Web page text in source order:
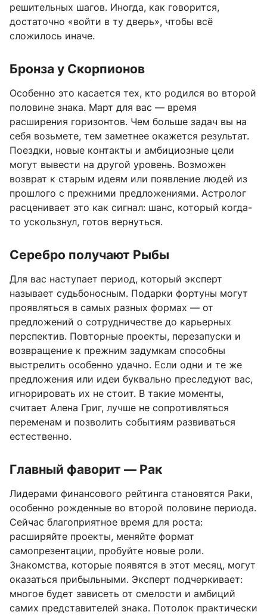
решительных шагов. Иногда, как говорится,
достаточно «войти в ту дверь», чтобы всё
сложилось иначе.
Бронза у Скорпионов
Особенно это касается тех, кто родился во второй
половине знака. Март для вас — время
расширения горизонтов. Чем больше задач вы на
себя возьмете, тем заметнее окажется результат.
Поездки, новые контакты и амбициозные цели
могут вывести на другой уровень. Возможен
возврат к старым идеям или появление людей из
прошлого с прежними предложениями. Астролог
расценивает это как сигнал: шанс, который когда-
то ускользнул, готов вернуться.
Серебро получают Рыбы
Для вас наступает период, который эксперт
называет судьбоносным. Подарки фортуны могут
проявляться в самых разных формах — от
предложений о сотрудничестве до карьерных
перспектив. Повторные проекты, перезапуски и
возвращение к прежним задумкам способны
выстрелить особенно удачно. Если одни и те же
предложения или идеи буквально преследуют вас,
игнорировать их не стоит. В такие моменты,
считает Алена Григ, лучше не сопротивляться
переменам и позволить событиям развиваться
естественно.
Главный фаворит — Рак
Лидерами финансового рейтинга становятся Раки,
особенно рожденные во второй половине периода.
Сейчас благоприятное время для роста:
расширяйте проекты, меняйте формат
самопрезентации, пробуйте новые роли.
Знакомства, которые появятся в этот месяц, могут
оказаться прибыльными. Эксперт подчеркивает:
многое будет зависеть от смелости и амбиций
самих представителей знака. Потолок практически